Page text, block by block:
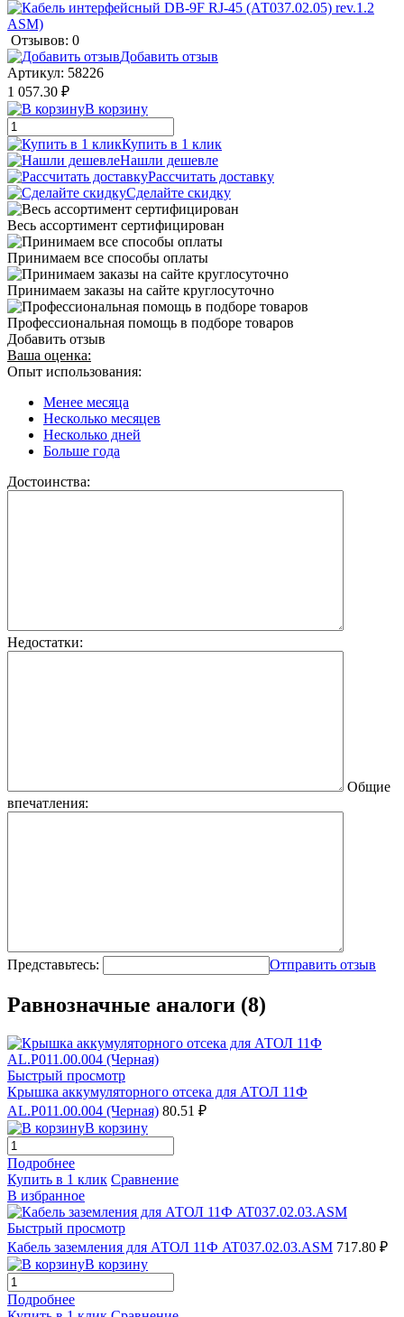
Отзывов: 0
Добавить отзыв
Артикул: 58226
1 057.30 ₽
В корзину
Купить в 1 клик
Нашли дешевле
Рассчитать доставку
Сделайте скидку
Весь ассортимент сертифицирован
Принимаем все способы оплаты
Принимаем заказы на сайте круглосуточно
Профессиональная помощь в подборе товаров
Добавить отзыв
Ваша оценка:
Опыт использования:
Менее месяца
Несколько месяцев
Несколько дней
Больше года
Достоинства:
Недостатки:
Общие
впечатления:
Представьтесь: Отправить отзыв
Равнозначные аналоги (8)
Быстрый просмотр
Крышка аккумуляторного отсека для АТОЛ 11Ф
AL.P011.00.004 (Черная) 80.51 ₽
В корзину
Подробнее
Купить в 1 клик Сравнение
В избранное
Быстрый просмотр
Кабель заземления для АТОЛ 11Ф AT037.02.03.ASM 717.80 ₽
В корзину
Подробнее